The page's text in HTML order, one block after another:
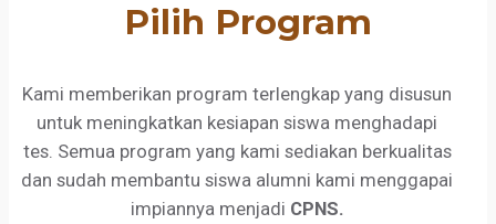
Pilih Program
Kami memberikan program terlengkap yang disusun
untuk meningkatkan kesiapan siswa menghadapi
tes. Semua program yang kami sediakan berkualitas
dan sudah membantu siswa alumni kami menggapai
impiannya menjadi CPNS.